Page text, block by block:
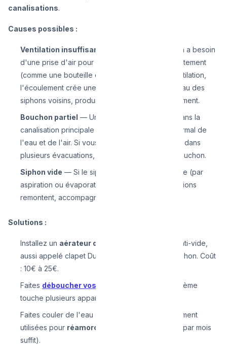
canalisations.
Causes possibles :
Ventilation insuffisante
— Chaque canalisation a besoin
d'une prise d'air pour que l'eau s'écoule correctement
(comme une bouteille qu'on retourne). Sans ventilation,
l'écoulement crée une dépression qui aspire l'eau des
siphons voisins, produisant le bruit de gargouillement.
Bouchon partiel — Un bouchon en formation dans la
canalisation principale perturbe l'écoulement normal de
l'eau et de l'air. Si vous entendez des glouglous dans
plusieurs évacuations, c'est probablement un bouchon.
Siphon vide — Si le siphon d'un appareil est vide (par
aspiration ou évaporation), les gaz des canalisations
remontent, accompagnés de glouglous.
Solutions :
Installez un aérateur de canalisation
(clapet anti-vide,
aussi appelé clapet Durgo) pour éviter l'effet siphon. Coût
: 10€ à 25€.
Faites déboucher vos canalisations
si le problème
touche plusieurs appareils.
Faites couler de l'eau dans les évacuations rarement
utilisées pour réamorcer les siphons
(une fois par mois
suffit).